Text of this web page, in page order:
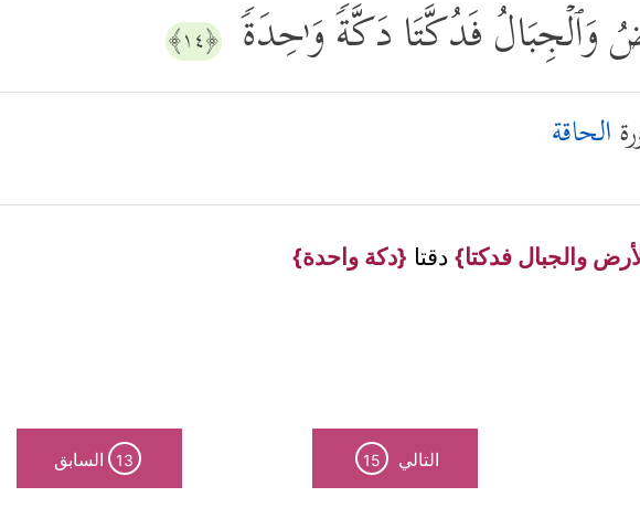
وَٱلۡجِبَالُ فَدُكَّتَا دَكَّةࣰ وَ ٰ⁠حِدَةࣰ ﴿١٤﴾
الحاقة
والجبال فدكتا} دقتا {دكة واحدة}
التالي 15
13 السابق